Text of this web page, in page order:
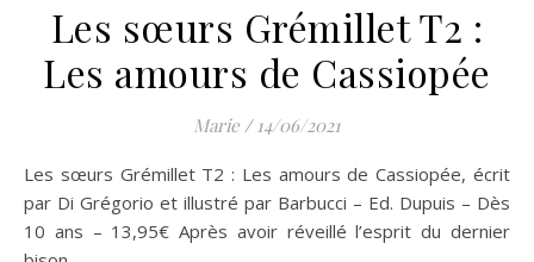
Les sœurs Grémillet T2 :
Les amours de Cassiopée
Marie / 14/06/2021
Les sœurs Grémillet T2 : Les amours de Cassiopée, écrit
par Di Grégorio et illustré par Barbucci – Ed. Dupuis – Dès
10 ans – 13,95€ Après avoir réveillé l’esprit du dernier